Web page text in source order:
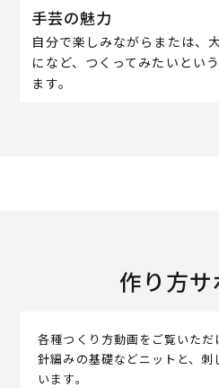
手芸の魅力
自分で楽しみながらまたは、
になど、つくってみたいとい
ます。
作り方サ
各種つくり方動画をご覧いただ
針編みの基礎などニットと、刺
います。